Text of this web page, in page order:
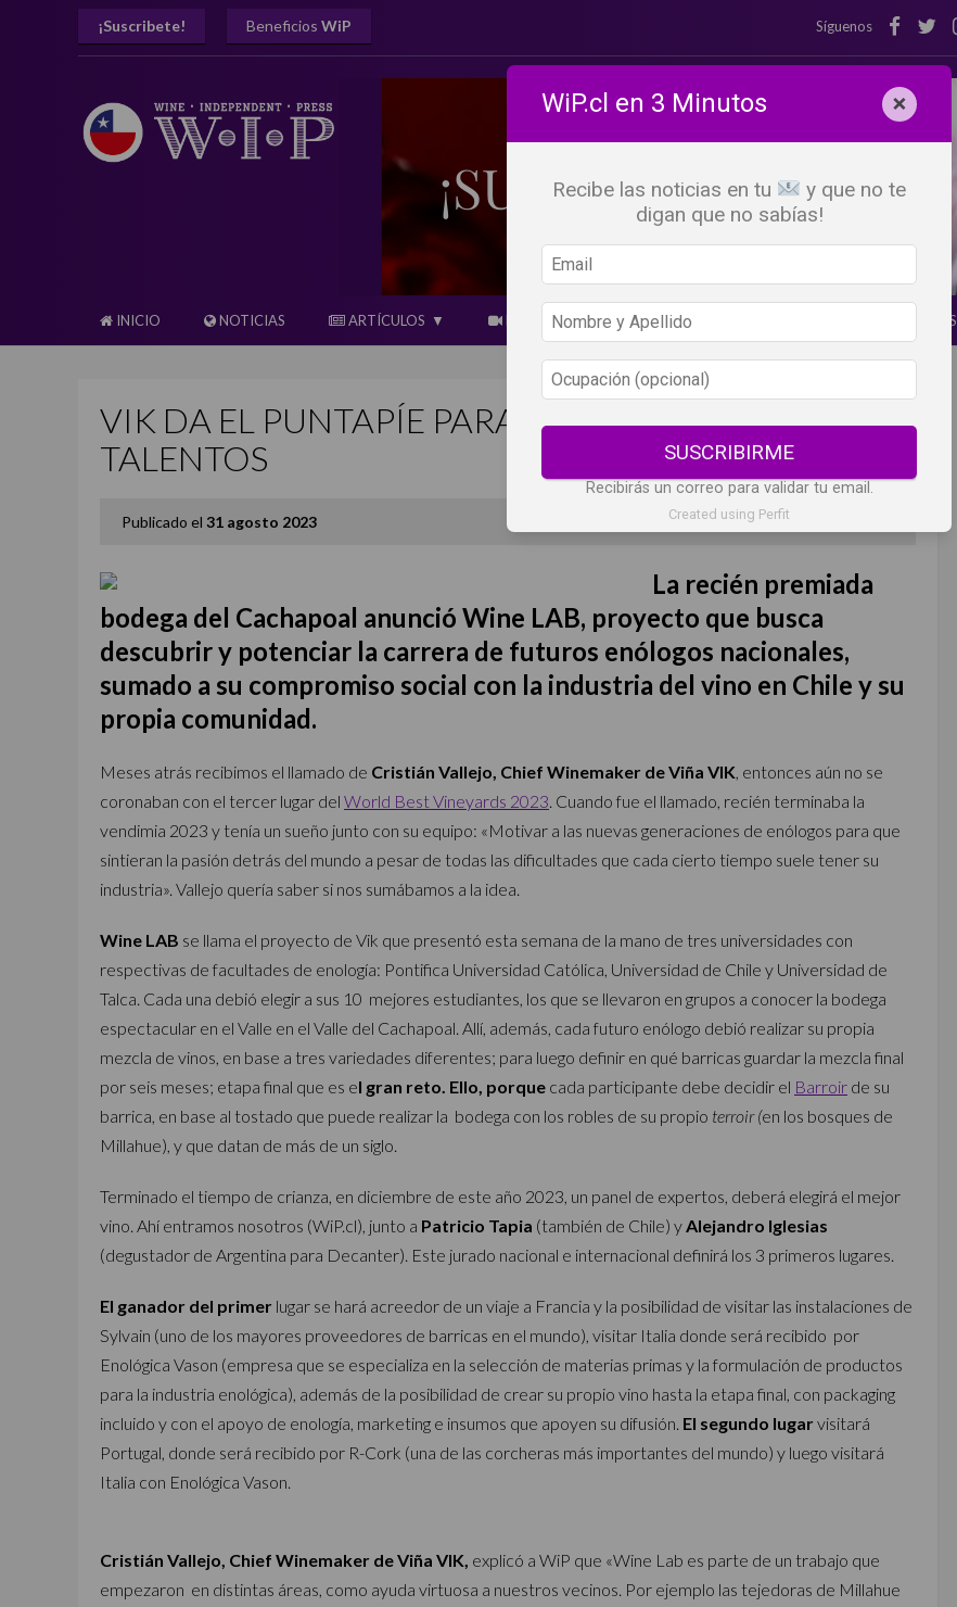
¡Suscribete! Beneficios WiP Síguenos
INICIO NOTICIAS ARTÍCULOS BEBER X LOS OJOS GLOSARIO DEL VINO PANORAMAS
VIK DA EL PUNTAPÍE PARA MOTIVAR A NUEVOS
TALENTOS
Publicado el 31 agosto 2023 Mariana Martínez @reinaentrecopas
La recién premiada
bodega del Cachapoal anunció Wine LAB, proyecto que busca
descubrir y potenciar la carrera de futuros enólogos nacionales,
sumado a su compromiso social con la industria del vino en Chile y su
propia comunidad.
Meses atrás recibimos el llamado de Cristián Vallejo, Chief Winemaker de Viña VIK, entonces aún no se
coronaban con el tercer lugar del World Best Vineyards 2023. Cuando fue el llamado, recién terminaba la
vendimia 2023 y tenía un sueño junto con su equipo: «Motivar a las nuevas generaciones de enólogos para que
sintieran la pasión detrás del mundo a pesar de todas las dificultades que cada cierto tiempo suele tener su
industria». Vallejo quería saber si nos sumábamos a la idea.
Wine LAB se llama el proyecto de Vik que presentó esta semana de la mano de tres universidades con
respectivas de facultades de enología: Pontifica Universidad Católica, Universidad de Chile y Universidad de
Talca. Cada una debió elegir a sus 10 mejores estudiantes, los que se llevaron en grupos a conocer la bodega
espectacular en el Valle en el Valle del Cachapoal. Allí, además, cada futuro enólogo debió realizar su propia
mezcla de vinos, en base a tres variedades diferentes; para luego definir en qué barricas guardar la mezcla final
por seis meses; etapa final que es el gran reto. Ello, porque cada participante debe decidir el Barroir de su
barrica, en base al tostado que puede realizar la bodega con los robles de su propio terroir (en los bosques de
Millahue), y que datan de más de un siglo.
Terminado el tiempo de crianza, en diciembre de este año 2023, un panel de expertos, deberá elegirá el mejor
vino. Ahí entramos nosotros (WiP.cl), junto a Patricio Tapia (también de Chile) yAlejandro Iglesias
(degustador de Argentina para Decanter). Este jurado nacional e internacional definirá los 3 primeros lugares.
El ganador del primer lugar se hará acreedor de un viaje a Francia y la posibilidad de visitar las instalaciones de
Sylvain (uno de los mayores proveedores de barricas en el mundo), visitar Italia donde será recibido por
Enológica Vason (empresa que se especializa en la selección de materias primas y la formulación de productos
para la industria enológica), además de la posibilidad de crear su propio vino hasta la etapa final, con packaging
incluido y con el apoyo de enología, marketing e insumos que apoyen su difusión. El segundo lugarvisitará
Portugal, donde será recibido por R-Cork (una de las corcheras más importantes del mundo) y luego visitará
Italia con Enológica Vason.
Cristián Vallejo, Chief Winemaker de Viña VIK, explicó a WiP que «Wine Lab es parte de un trabajo que
empezaron en distintas áreas, como ayuda virtuosa a nuestros vecinos. Por ejemplo las tejedoras de Millahue
WiP.cl en 3 Minutos ×
Recibe las noticias en tu
y que no te
digan que no sabías!
SUSCRIBIRME
Recibirás un correo para validar tu email.
Created using Perfit